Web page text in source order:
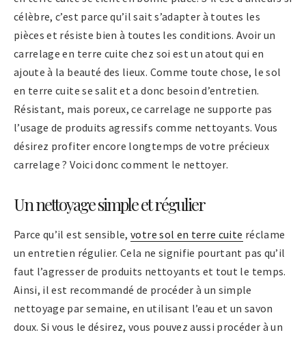
célèbre, c’est parce qu’il sait s’adapter à toutes les
pièces et résiste bien à toutes les conditions. Avoir un
carrelage en terre cuite chez soi est un atout qui en
ajoute à la beauté des lieux. Comme toute chose, le sol
en terre cuite se salit et a donc besoin d’entretien.
Résistant, mais poreux, ce carrelage ne supporte pas
l’usage de produits agressifs comme nettoyants. Vous
désirez profiter encore longtemps de votre précieux
carrelage ? Voici donc comment le nettoyer.
Un nettoyage simple et régulier
Parce qu’il est sensible,votre sol en terre cuite réclame
un entretien régulier. Cela ne signifie pourtant pas qu’il
faut l’agresser de produits nettoyants et tout le temps.
Ainsi, il est recommandé de procéder à un simple
nettoyage par semaine, en utilisant l’eau et un savon
doux. Si vous le désirez, vous pouvez aussi procéder à un